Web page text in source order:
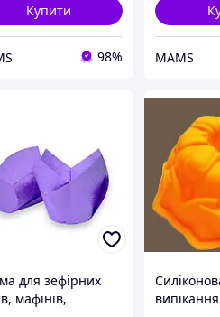
Купити
98% MAMS
для зефірних
мафінів,